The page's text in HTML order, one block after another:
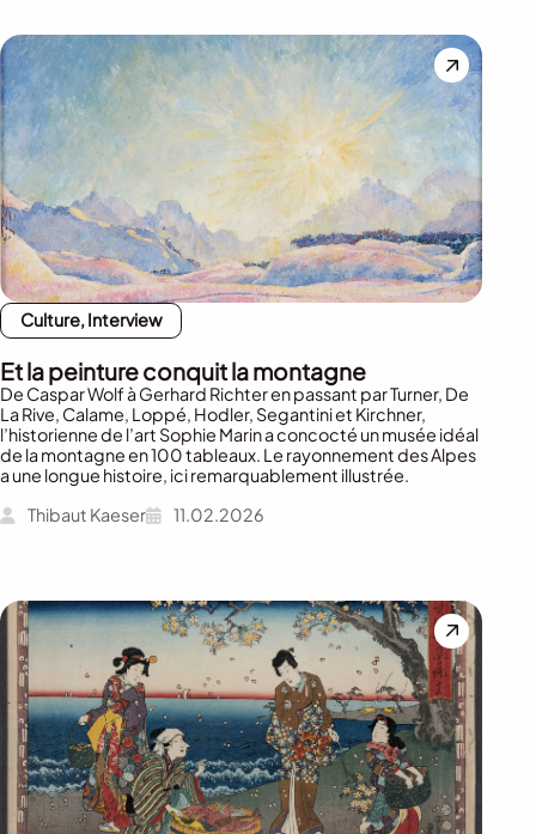
Culture, Interview
Et la peinture conquit la montagne
De Caspar Wolf à Gerhard Richter en passant par Turner, De
La Rive, Calame, Loppé, Hodler, Segantini et Kirchner,
l’historienne de l’art Sophie Marin a concocté un musée idéal
de la montagne en 100 tableaux. Le rayonnement des Alpes
a une longue histoire, ici remarquablement illustrée.
Thibaut Kaeser
11.02.2026